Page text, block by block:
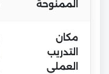
الممنوحة
مكان
التدريب
العملي